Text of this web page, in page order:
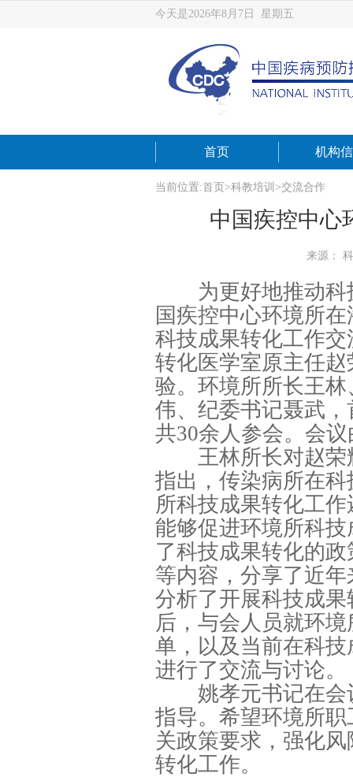
今天是2026年8月7日 星期五
首页 机构
当前位置:首页 >科教培训 >交流合作
中国疾控中心
来源：
为更好地推动科
国疾控中心环境所
科技成果转化工作
转化医学室原主任
验。环境所所长王
伟、纪委书记聂武
共30余人参会。会
王林所长对赵荣
指出，传染病所在
所科技成果转化工
能够促进环境所科
了科技成果转化的
等内容，分享了近
分析了开展科技成
后，与会人员就环
单，以及当前在科
进行了交流与讨论。
姚孝元书记在会
指导。希望环境所
关政策要求，强化
转化工作。